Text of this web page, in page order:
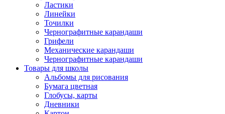
Ластики
Линейки
Точилки
Чернографитные карандаши
Грифели
Механические карандаши
Чернографитные карандаши
Товары для школы
Альбомы для рисования
Бумага цветная
Глобусы, карты
Дневники